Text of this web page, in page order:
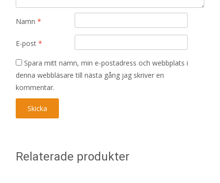
Namn *
E-post *
Spara mitt namn, min e-postadress och webbplats i
denna webbläsare till nästa gång jag skriver en
kommentar.
Relaterade produkter